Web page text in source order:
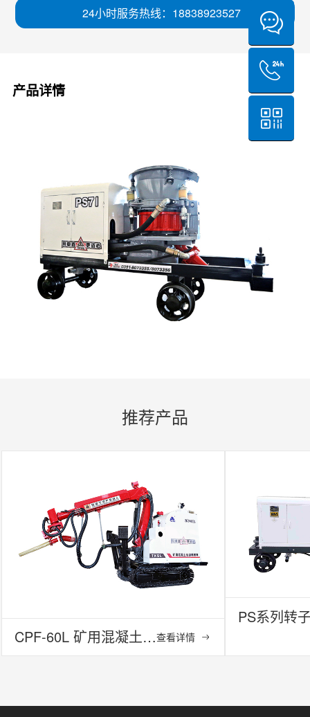
24小时服务热线：18838923527
产品详情
推荐产品
CPF-60L 矿用混凝土辅助喷射车查看详情